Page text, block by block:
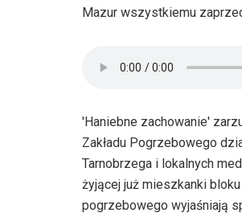
Mazur wszystkiemu
'Haniebne zachowanie'
Zakładu Pogrzebowego
Tarnobrzega i lokalnych
żyjącej już mieszkanki
pogrzebowego wyjaśniają